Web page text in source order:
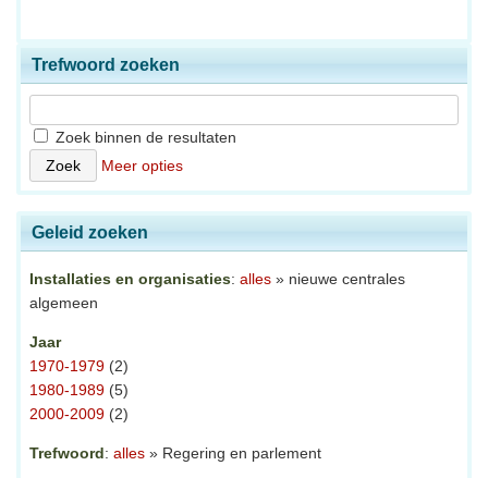
Trefwoord zoeken
Zoek binnen de resultaten
Meer opties
Geleid zoeken
Installaties en organisaties: alles » nieuwe centrales
algemeen
Jaar
1970-1979 (2)
1980-1989 (5)
2000-2009 (2)
Trefwoord: alles » Regering en parlement